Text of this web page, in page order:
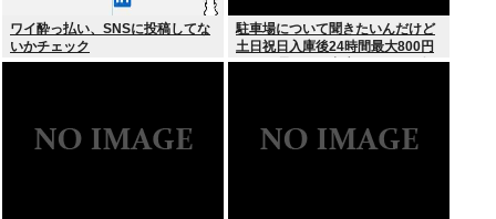
ワイ酔っ払い、SNSに投稿してな
いかチェック
駐車場について聞きたいんだけど
土日祝日入庫後24時間最大800円
って日曜いれて出庫日が平日の場